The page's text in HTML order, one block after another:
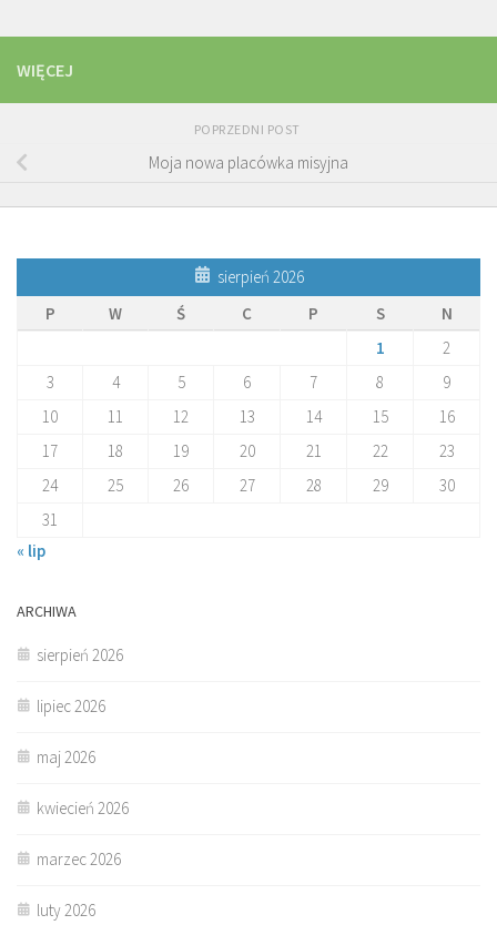
WIĘCEJ
POPRZEDNI POST
Moja nowa placówka misyjna
sierpień 2026
P
W Ś C P S
N
1
2
3
4 5 6 7 8
9
10
11 12 13 14 15
16
17
18 19 20 21 22
23
24
25 26 27 28 29
30
31
« lip
ARCHIWA
sierpień 2026
lipiec 2026
maj 2026
kwiecień 2026
marzec 2026
luty 2026